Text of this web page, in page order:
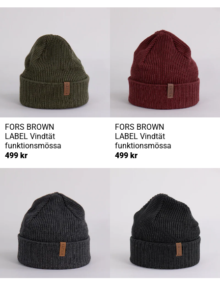
FORS BROWN
LABEL Vindtät
funktionsmössa
499 kr
FORS BROWN
LABEL Vindtät
funktionsmössa
499 kr